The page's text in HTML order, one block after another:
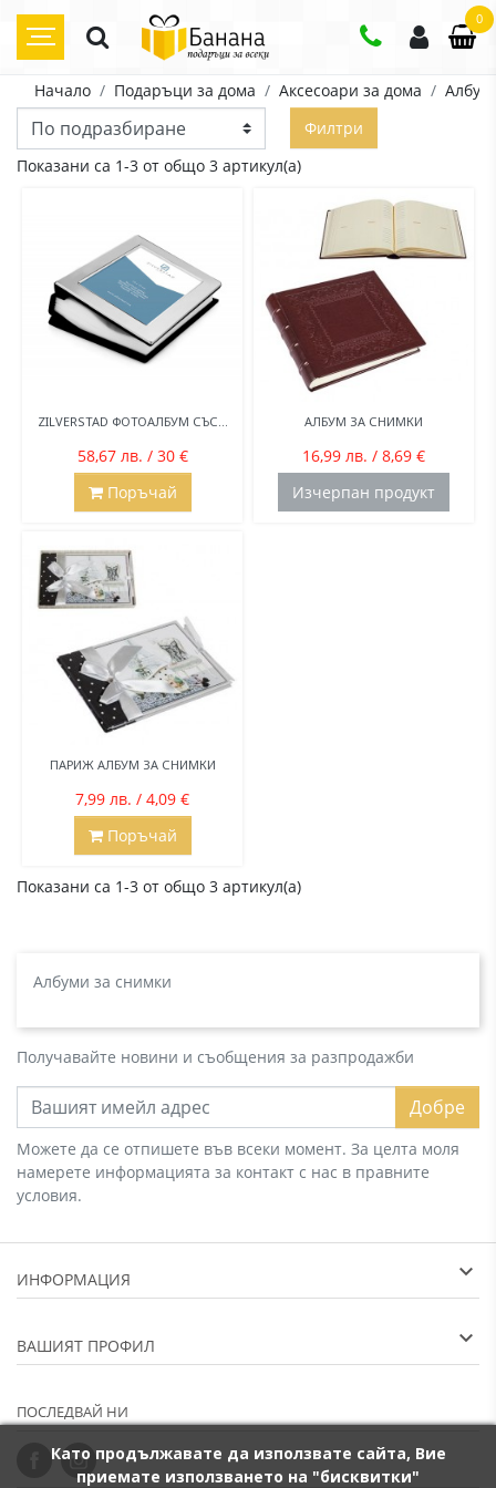
Като продължавате да използвате сайта, Вие
приемате използването на "бисквитки"
0
Начало Подаръци за дома Аксесоари за дома
Филтри
Показани са 1-3 от общо 3 артикул(а)
ZILVERSTAD ФОТОАЛБУМ СЪС...
58,67 лв. / 30 €
Поръчай
АЛБУМ ЗА СНИМКИ
16,99 лв. / 8,69 €
Изчерпан продукт
ПАРИЖ АЛБУМ ЗА СНИМКИ
7,99 лв. / 4,09 €
Поръчай
Показани са 1-3 от общо 3 артикул(а)
Албуми за снимки
Получавайте новини и съобщения за разпродажби
Добре
Можете да се отпишете във всеки момент. За целта моля
намерете информацията за контакт с нас в правните
условия.
ИНФОРМАЦИЯ
ВАШИЯТ ПРОФИЛ
ПОСЛЕДВАЙ НИ